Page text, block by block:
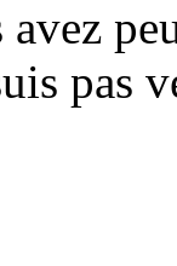
pas